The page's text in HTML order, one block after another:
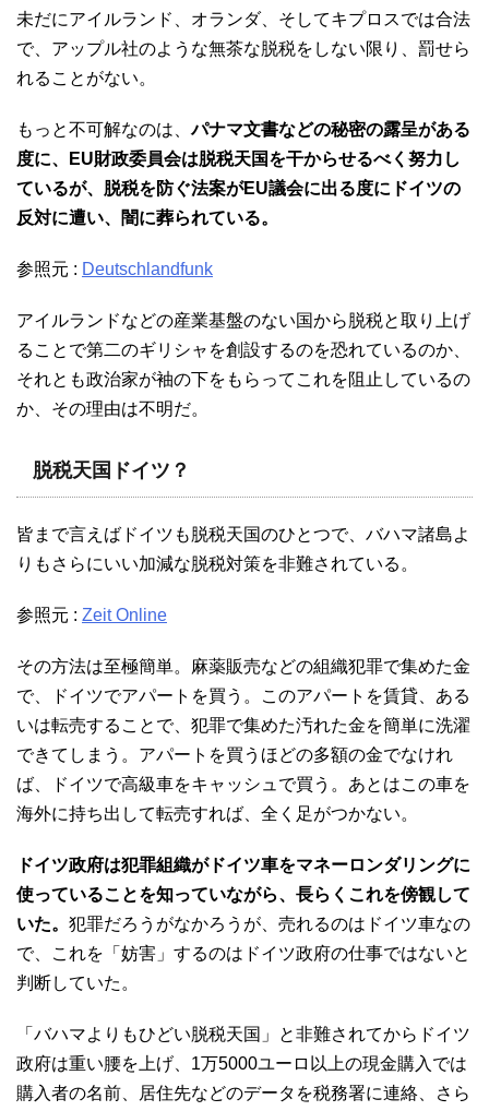
未だにアイルランド、オランダ、そしてキプロスでは合法
で、アップル社のような無茶な脱税をしない限り、罰せら
れることがない。
もっと不可解なのは、パナマ文書などの秘密の露呈がある
度に、EU財政委員会は脱税天国を干からせるべく努力し
ているが、脱税を防ぐ法案がEU議会に出る度にドイツの
反対に遭い、闇に葬られている。
参照元 : Deutschlandfunk
アイルランドなどの産業基盤のない国から脱税と取り上げ
ることで第二のギリシャを創設するのを恐れているのか、
それとも政治家が袖の下をもらってこれを阻止しているの
か、その理由は不明だ。
脱税天国ドイツ？
皆まで言えばドイツも脱税天国のひとつで、バハマ諸島よ
りもさらにいい加減な脱税対策を非難されている。
参照元 : Zeit Online
その方法は至極簡単。麻薬販売などの組織犯罪で集めた金
で、ドイツでアパートを買う。このアパートを賃貸、ある
いは転売することで、犯罪で集めた汚れた金を簡単に洗濯
できてしまう。アパートを買うほどの多額の金でなけれ
ば、ドイツで高級車をキャッシュで買う。あとはこの車を
海外に持ち出して転売すれば、全く足がつかない。
ドイツ政府は犯罪組織がドイツ車をマネーロンダリングに
使っていることを知っていながら、長らくこれを傍観して
いた。 犯罪だろうがなかろうが、売れるのはドイツ車なの
で、これを「妨害」するのはドイツ政府の仕事ではないと
判断していた。
「バハマよりもひどい脱税天国」と非難されてからドイツ
政府は重い腰を上げ、1万5000ユーロ以上の現金購入では
購入者の名前、居住先などのデータを税務署に連絡、さら